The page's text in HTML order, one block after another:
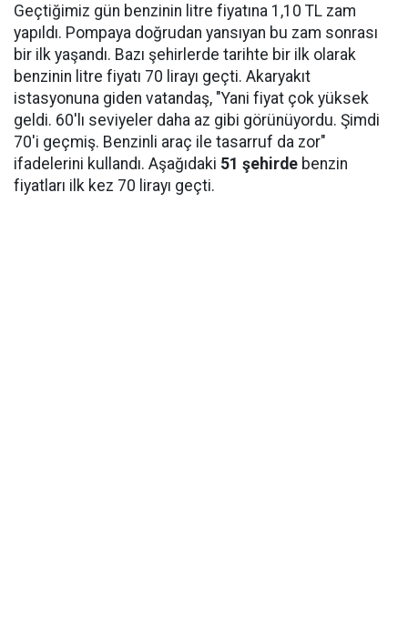
Geçtiğimiz gün benzinin litre fiyatına 1,10 TL zam
yapıldı. Pompaya doğrudan yansıyan bu zam sonrası
bir ilk yaşandı. Bazı şehirlerde tarihte bir ilk olarak
benzinin litre fiyatı 70 lirayı geçti. Akaryakıt
istasyonuna giden vatandaş, "Yani fiyat çok yüksek
geldi. 60'lı seviyeler daha az gibi görünüyordu. Şimdi
70'i geçmiş. Benzinli araç ile tasarruf da zor"
ifadelerini kullandı. Aşağıdaki 51 şehirde benzin
fiyatları ilk kez 70 lirayı geçti.